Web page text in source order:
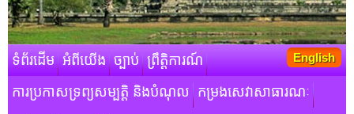
ទំព័រដើម អំពីយើង ច្បាប់ ព្រឹត្តិការណ៍
ការប្រកាសទ្រព្យសម្បត្តិ និងបំណុល កម្រងសេវាសាធារណៈ
English